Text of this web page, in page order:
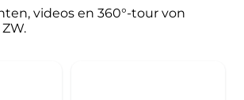
videos en 360°-tour von